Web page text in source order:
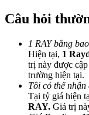
Giới thiệu
Câu hỏi
1 RAY bằng
Hiện tại, 1
trị này được
trường hiện tại.
Tôi có thể
Tại tỷ giá hiện
RAY. Giá trị